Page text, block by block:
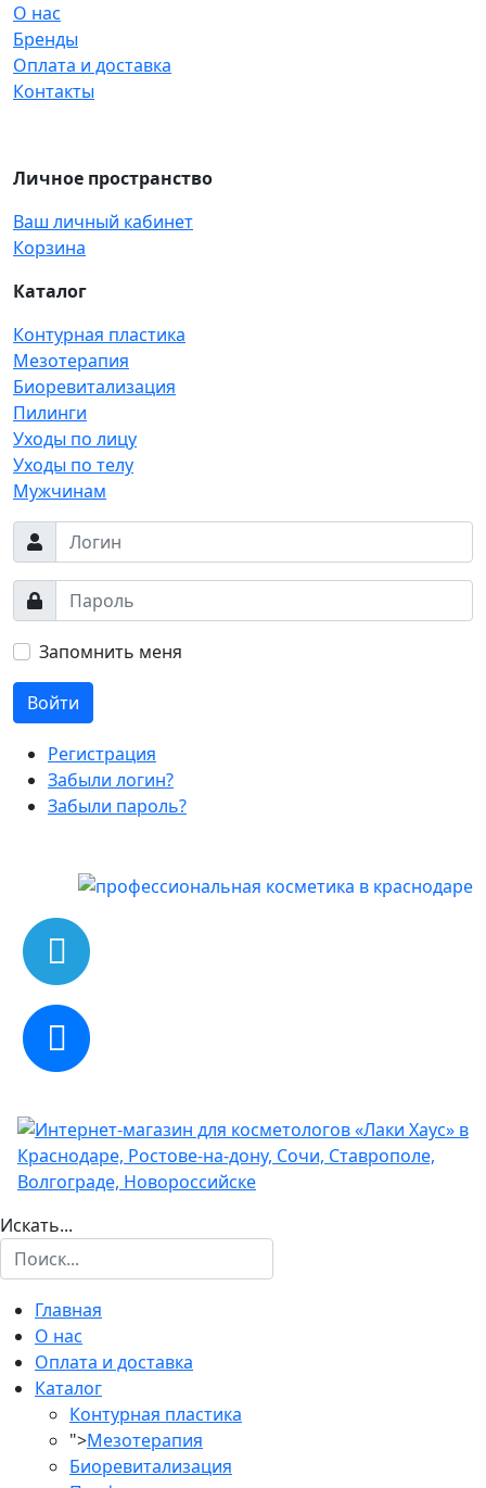
О нас
Бренды
Оплата и доставка
Контакты
Личное пространство
Ваш личный кабинет
Корзина
Каталог
Контурная пластика
Мезотерапия
Биоревитализация
Пилинги
Уходы по лицу
Уходы по телу
Мужчинам
Запомнить меня
Войти
Регистрация
Забыли логин?
Забыли пароль?
Искать...
Главная
О нас
Оплата и доставка
Каталог
Контурная пластика
">Мезотерапия
Биоревитализация